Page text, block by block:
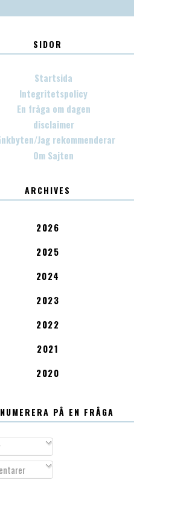
SIDOR
Startsida
Integritetspolicy
En fråga om dagen
disclaimer
Jag rekommenderar
Om Sajten
ARCHIVES
2026
2025
2024
2023
2022
2021
2020
PÅ EN FRÅGA